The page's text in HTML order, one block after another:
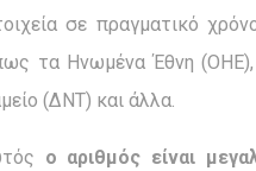
σε πραγματικό
τα Ηνωμένα Έθνη (ΟΗΕ),
(ΔΝΤ) και άλλα.
ο αριθμός είναι